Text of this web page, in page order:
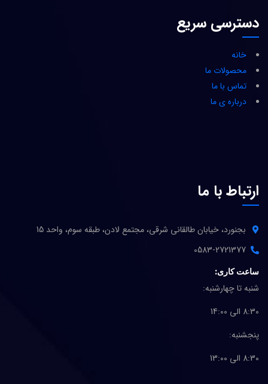
دسترسی سریع
خانه
محصولات ما
تماس با ما
درباره ی ما
ارتباط با ما
بجنورد، خیابان طالقانی شرقی، مجتمع لادن، طبقه سوم، واحد 15
0583-2721377
ساعت کاری:
شنبه تا چهارشنبه:
8:30 الی 14:00
پنجشنبه:
8:30 الی 13:00